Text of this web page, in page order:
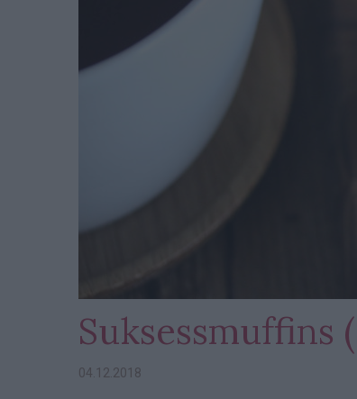
Suksessmuffins
04.12.2018